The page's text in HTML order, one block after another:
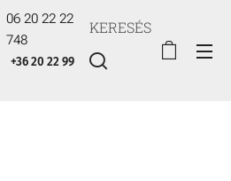
06 20 22 22
748
+36 20 22 99
KERESÉS